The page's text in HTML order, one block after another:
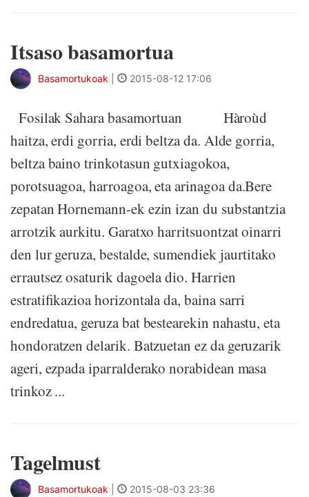
Itsaso basamortua
Basamortukoak 2015-08-12 17:06
Fosilak Sahara basamortuan Hàroùd
haitza, erdi gorria, erdi beltza da. Alde gorria,
beltza baino trinkotasun gutxiagokoa,
porotsuagoa, harroagoa, eta arinagoa da.Bere
zepatan Hornemann-ek ezin izan du substantzia
arrotzik aurkitu. Garatxo harritsuontzat oinarri
den lur geruza, bestalde, sumendiek jaurtitako
errautsez osaturik dagoela dio. Harrien
estratifikazioa horizontala da, baina sarri
endredatua, geruza bat bestearekin nahastu, eta
hondoratzen delarik. Batzuetan ez da geruzarik
ageri, ezpada iparralderako norabidean masa
trinkoz ...
Tagelmust
Basamortukoak 2015-08-03 23:36